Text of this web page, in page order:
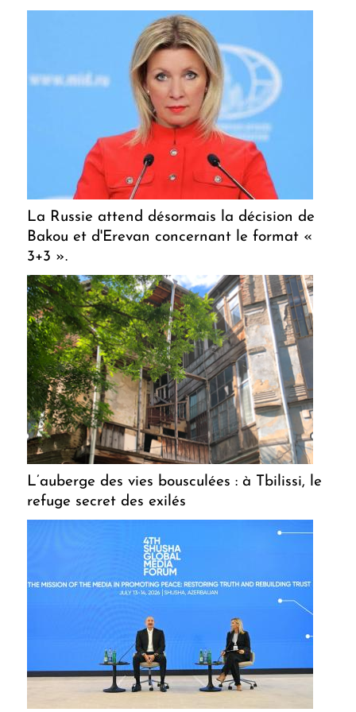
La Russie attend désormais la décision de
Bakou et d'Erevan concernant le format «
3+3 ».
L’auberge des vies bousculées : à Tbilissi, le
refuge secret des exilés